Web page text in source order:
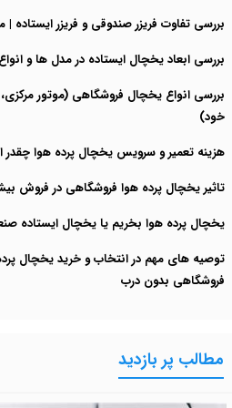
بررسی تفاوت فریزر صندوقی و فریزر ایستاده |
بررسی ابعاد یخچال ایستاده در مدل ها و
بررسی انواع یخچال فروشگاهی (موتور
خود)
هزینه تعمیر و سرویس یخچال پرده هوا
تاثیر یخچال پرده هوا فروشگاهی در فروش
یخچال پرده هوا بخریم یا یخچال ایستاده
توصیه های مهم در انتخاب و خرید یخچال
فروشگاهی بدون درب
مطالب پر بازدید